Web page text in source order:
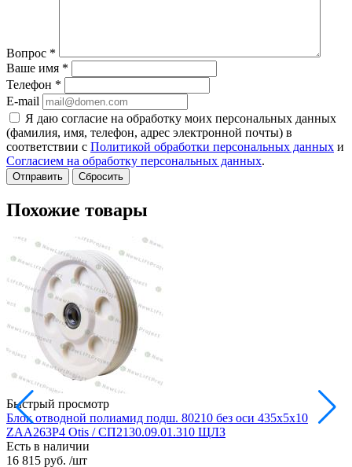
Вопрос *
Ваше имя *
Телефон *
E-mail
Я даю согласие на обработку моих персональных данных
(фамилия, имя, телефон, адрес электронной почты) в
соответствии с Политикой обработки персональных данных и
Согласием на обработку персональных данных.
Сбросить
Похожие товары
Быстрый просмотр
Блок отводной полиамид подш. 80210 без оси 435х5х10
ZAA263P4 Otis / СП2130.09.01.310 ЩЛЗ
Есть в наличии
16 815 руб. /шт